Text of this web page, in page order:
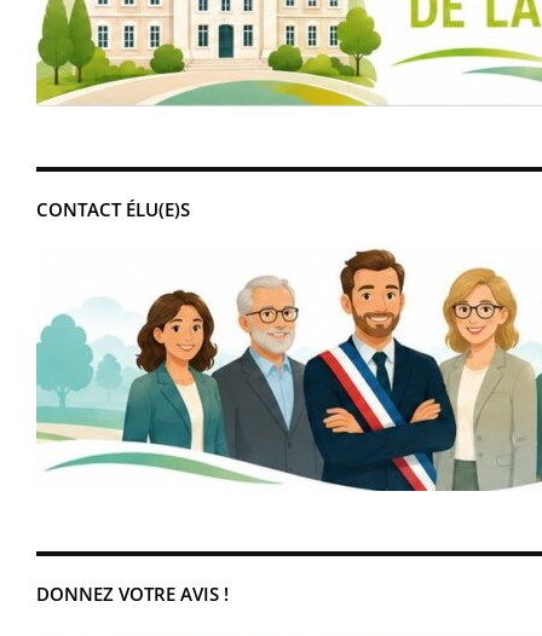
CONTACT ÉLU(E)S
DONNEZ VOTRE AVIS !